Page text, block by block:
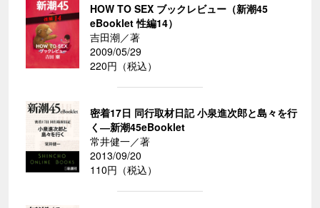
HOW TO SEX ブックレビュー（新潮45
eBooklet 性編14）
吉田潮／著
2009/05/29
220円（税込）
密着17日 同行取材日記 小泉進次郎と島々を行
く―新潮45eBooklet
常井健一／著
2013/09/20
110円（税込）